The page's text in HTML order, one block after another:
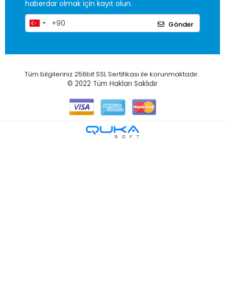
haberdar olmak için kayıt olun.
Gönder
Tüm bilgileriniz 256bit SSL Sertifikası ile korunmaktadır.
© 2022 Tüm Hakları Saklıdır